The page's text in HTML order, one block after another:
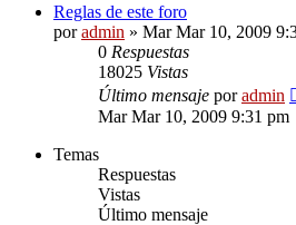
Reglas de este foro
poradmin » Mar Mar 10, 2009
0 Respuestas
18025 Vistas
Último mensaje poradmin
Mar Mar 10, 2009 9:31 pm
Temas
Respuestas
Vistas
Último mensaje